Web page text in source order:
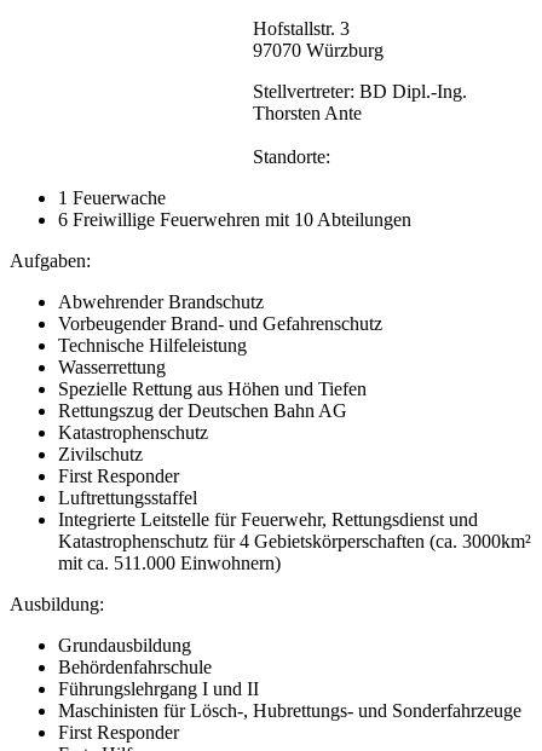
Hofstallstr. 3
97070 Würzburg
Stellvertreter: BD Dipl.-Ing.
Thorsten Ante
Standorte:
1 Feuerwache
6 Freiwillige Feuerwehren mit 10 Abteilungen
Aufgaben:
Abwehrender Brandschutz
Vorbeugender Brand- und Gefahrenschutz
Technische Hilfeleistung
Wasserrettung
Spezielle Rettung aus Höhen und Tiefen
Rettungszug der Deutschen Bahn AG
Katastrophenschutz
Zivilschutz
First Responder
Luftrettungsstaffel
Integrierte Leitstelle für Feuerwehr, Rettungsdienst und
Katastrophenschutz für 4 Gebietskörperschaften (ca. 3000km²
mit ca. 511.000 Einwohnern)
Ausbildung:
Grundausbildung
Behördenfahrschule
Führungslehrgang I und II
Maschinisten für Lösch-, Hubrettungs- und Sonderfahrzeuge
First Responder